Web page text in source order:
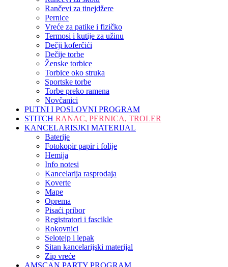
Rančevi za tinejdžere
Pernice
Vreće za patike i fizičko
Termosi i kutije za užinu
Dečji koferčići
Dečije torbe
Ženske torbice
Torbice oko struka
Sportske torbe
Torbe preko ramena
Novčanici
PUTNI I POSLOVNI PROGRAM
STITCH RANAC, PERNICA, TROLER
KANCELARISJKI MATERIJAL
Baterije
Fotokopir papir i folije
Hemija
Info notesi
Kancelarija rasprodaja
Koverte
Mape
Oprema
Pisaći pribor
Registratori i fascikle
Rokovnici
Selotejp i lepak
Sitan kancelarijski materijal
Zip vreće
AMSCAN PARTY PROGRAM